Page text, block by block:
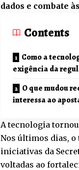
dados e combate
Contents
Como a
exigência da
O que mudou
interessa ao
A tecnologia
Nos últimos dias, o
iniciativas da
voltadas ao